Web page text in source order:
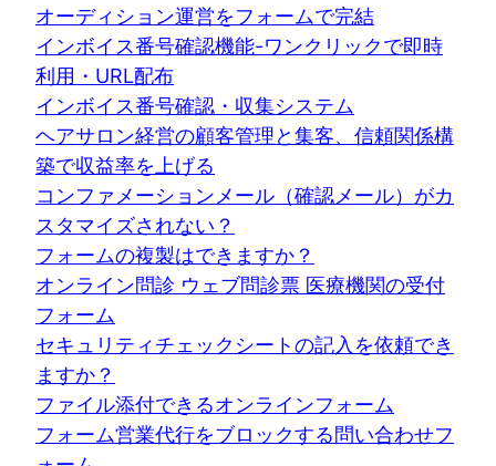
オーディション運営をフォームで完結
インボイス番号確認機能-ワンクリックで即時
利用・URL配布
インボイス番号確認・収集システム
ヘアサロン経営の顧客管理と集客、信頼関係構
築で収益率を上げる
コンファメーションメール（確認メール）がカ
スタマイズされない？
フォームの複製はできますか？
オンライン問診 ウェブ問診票 医療機関の受付
フォーム
セキュリティチェックシートの記入を依頼でき
ますか？
ファイル添付できるオンラインフォーム
フォーム営業代行をブロックする問い合わせフ